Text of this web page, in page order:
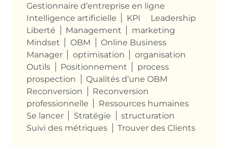
Gestionnaire d’entreprise en ligne
Intelligence artificielle
KPI
Leadership
Liberté
Management
marketing
Mindset
OBM
Online Business
Manager
optimisation
organisation
Outils
Positionnement
process
prospection
Qualités d’une OBM
Reconversion
Reconversion
professionnelle
Ressources humaines
Se lancer
Stratégie
structuration
Suivi des métriques
Trouver des Clients